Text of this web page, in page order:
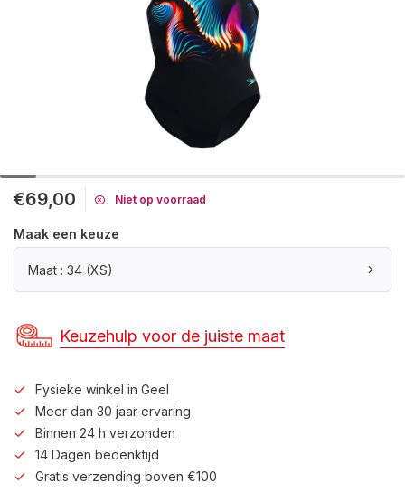
€69,00 Niet op voorraad
Maak een keuze
Maat : 34 (XS)
Keuzehulp voor de juiste maat
Fysieke winkel in Geel
Meer dan 30 jaar ervaring
Binnen 24 h verzonden
14 Dagen bedenktijd
Gratis verzending boven €100